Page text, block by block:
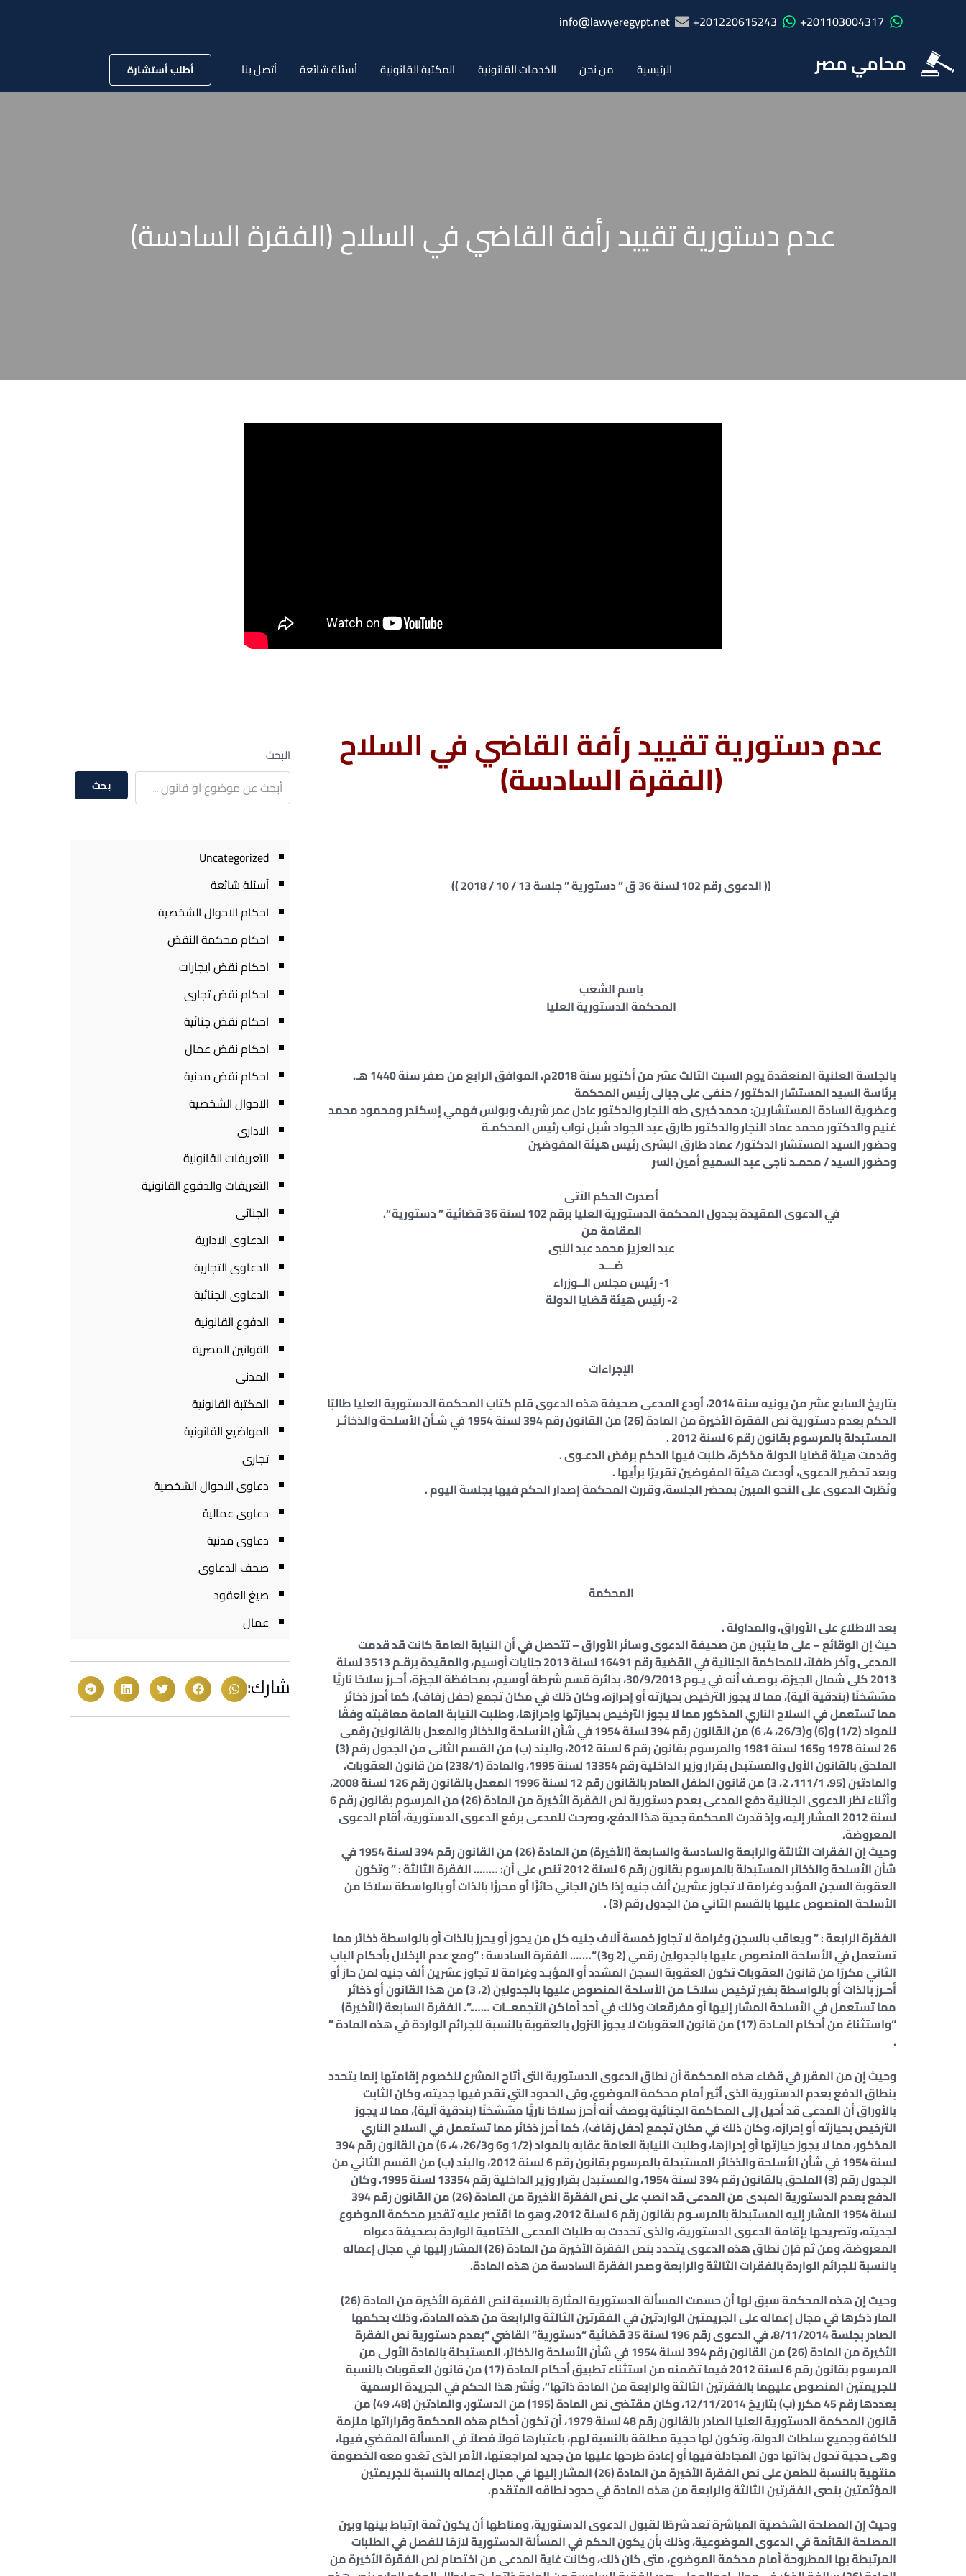
201103004317+
201220615243+
info@lawyeregypt.net
محامي مصر الرئيسية من نحن الخدمات القانونية المكتبة القانونية أسئلة شائعة أتصل بنا أطلب أستشارة
عدم دستورية تقييد رأفة القاضي في السلاح (الفقرة السادسة)
عدم دستورية تقييد رأفة القاضي في السلاح
(الفقرة السادسة)
(( الدعوى رقم 102 لسنة 36 ق ” دستورية ” جلسة 13 / 10 / 2018 ))
باسم الشعب
المحكمة الدستورية العليا
بالجلسة العلنية المنعقدة يوم السبت الثالث عشر من أكتوبر سنة 2018م، الموافق الرابع من صفر سنة 1440 هـ.
برئاسة السيد المستشار الدكتور / حنفى على جبالى رئيس المحكمة
وعضوية السادة المستشارين: محمد خيرى طه النجار والدكتور عادل عمر شريف وبولس فهمي إسكندر ومحمود محمد
غنيم والدكتور محمد عماد النجار والدكتور طارق عبد الجواد شبل نواب رئيس المحكمـة
وحضور السيد المستشار الدكتور/ عماد طارق البشرى رئيس هيئة المفوضين
وحضور السيد / محمـد ناجى عبد السميع أمين السر
أصدرت الحكم الآتى
في الدعوى المقيدة بجدول المحكمة الدستورية العليا برقم 102 لسنة 36 قضائية ” دستورية “.
المقامة من
عبد العزيز محمد عبد النبى
ضـــد
1- رئيس مجلس الــوزراء
2- رئيس هيئة قضايا الدولة
الإجراءات
بتاريخ السابع عشر من يونيه سنة 2014، أودع المدعى صحيفة هذه الدعوى قلم كتاب المحكمة الدستورية العليا طالبًا
الحكم بعدم دستورية نص الفقرة الأخيرة من المادة (26) من القانون رقم 394 لسنة 1954 في شـأن الأسلحة والذخائـر
المستبدلة بالمرسوم بقانون رقم 6 لسنة 2012 .
وقدمت هيئة قضايا الدولة مذكرة، طلبت فيها الحكم برفض الدعـوى .
وبعد تحضير الدعوى، أودعت هيئة المفوضين تقريرًا برأيها .
ونُظرت الدعوى على النحو المبين بمحضر الجلسة، وقررت المحكمة إصدار الحكم فيها بجلسة اليوم .
المحكمة
بعد الاطلاع على الأوراق، والمداولة .
حيث إن الوقائع – على ما يتبين من صحيفة الدعوى وسائر الأوراق – تتحصل في أن النيابة العامة كانت قد قدمت
المدعى وآخر طفلاً، للمحاكمة الجنائية في القضية رقم 16491 لسنة 2013 جنايات أوسيم، والمقيدة برقـم 3513 لسنة
2013 كلى شمال الجيزة، بوصـف أنه في يـوم 30/9/2013، بدائرة قسم شرطة أوسيم، بمحافظة الجيزة، أحـرز سلاحًا ناريًّا
مششخنًا (بندقية آلية)، مما لا يجوز الترخيص بحيازته أو إحرازه، وكان ذلك في مكان تجمع (حفل زفاف)، كما أحرز ذخائر
مما تستعمل في السلاح الناري المذكور مما لا يجوز الترخيص بحيازتها وإحرازها، وطلبت النيابة العامة معاقبته وفقًا
للمواد (1/2) و(6) و(26/3، 4، 6) من القانون رقم 394 لسنة 1954 في شأن الأسلحة والذخائر والمعدل بالقانونين رقمى
26 لسنة 1978 و165 لسنة 1981 والمرسوم بقانون رقم 6 لسنة 2012، والبند (ب) من القسم الثانى من الجدول رقم (3)
الملحق بالقانون الأول والمستبدل بقرار وزير الداخلية رقم 13354 لسنة 1995، والمادة (238/1) من قانون العقوبات،
والمادتين (95، 111/1، 2، 3) من قانون الطفل الصادر بالقانون رقم 12 لسنة 1996 المعدل بالقانون رقم 126 لسنة 2008،
وأثناء نظر الدعوى الجنائية دفع المدعى بعدم دستورية نص الفقرة الأخيرة من المادة (26) من المرسوم بقانون رقم 6
لسنة 2012 المشار إليه، وإذ قدرت المحكمة جدية هذا الدفع، وصرحت للمدعى برفع الدعوى الدستورية، أقام الدعوى
المعروضة.
وحيث إن الفقرات الثالثة والرابعة والسادسة والسابعة (الأخيرة) من المادة (26) من القانون رقم 394 لسنة 1954 في
شأن الأسلحة والذخائر المستبدلة بالمرسوم بقانون رقم 6 لسنة 2012 تنص على أن: …….. الفقرة الثالثة : ” وتكون
العقوبة السجن المؤبد وغرامة لا تجاوز عشرين ألف جنيه إذا كان الجاني حائزًا أو محرزًا بالذات أو بالواسطة سلاحًا من
الأسلحة المنصوص عليها بالقسم الثاني من الجدول رقم (3) .
الفقرة الرابعة : ” ويعاقب بالسجن وغرامة لا تجاوز خمسة آلاف جنيه كل من يحوز أو يحرز بالذات أو بالواسطة ذخائر مما
تستعمل في الأسلحة المنصوص عليها بالجدولين رقمي (2 و3) “……. الفقرة السادسة : “ومع عدم الإخلال بأحكام الباب
الثاني مكررًا من قانون العقوبات تكون العقوبة السجن المشدد أو المؤبـد وغرامة لا تجاوز عشرين ألف جنيه لمن حاز أو
أحـرز بالذات أو بالواسطة بغير ترخيص سلاحًـا من الأسلحة المنصوص عليها بالجدولين (2، 3) من هذا القانون أو ذخائر
مما تستعمل في الأسلحة المشار إليها أو مفرقعات وذلك في أحد أماكن التجمعــات …….”. الفقرة السابعة (الأخيرة)
“واستثناءً من أحكام المـادة (17) من قانون العقوبات لا يجوز النزول بالعقوبة بالنسبة للجرائم الواردة في هذه المادة ”
.
وحيث إن من المقرر في قضاء هذه المحكمة أن نطاق الدعوى الدستورية التى أتاح المشرع للخصوم إقامتها إنما يتحدد
بنطاق الدفع بعدم الدستورية الذى أثير أمام محكمة الموضوع، وفى الحدود التي تقدر فيها جديته، وكان الثابت
بالأوراق أن المدعى قد أحيل إلى المحاكمة الجنائية بوصف أنه أحرز سلاحًا ناريًّا مششخنًا (بندقية آلية)، مما لا يجوز
الترخيص بحيازته أو إحرازه، وكان ذلك في مكان تجمع (حفل زفاف)، كما أحرز ذخائر مما تستعمل في السلاح الناري
المذكور، مما لا يجوز حيازتها أو إحرازها، وطلبت النيابة العامة عقابه بالمواد (1/2 و6 و26/3، 4، 6) من القانون رقم 394
لسنة 1954 في شأن الأسلحة والذخائر المستبدلة بالمرسوم بقانون رقم 6 لسنة 2012، والبند (ب) من القسم الثاني من
الجدول رقم (3) الملحق بالقانون رقم 394 لسنة 1954، والمستبدل بقرار وزير الداخلية رقم 13354 لسنة 1995، وكان
الدفع بعدم الدستورية المبدى من المدعى قد انصب على نص الفقرة الأخيرة من المادة (26) من القانون رقم 394
لسنة 1954 المشار إليه المستبدلة بالمرسـوم بقانون رقم 6 لسنة 2012، وهو ما اقتصر عليه تقدير محكمة الموضوع
لجديته، وتصريحها بإقامة الدعوى الدستورية، والذى تحددت به طلبات المدعى الختامية الواردة بصحيفة دعواه
المعروضة، ومن ثم فإن نطاق هذه الدعوى يتحدد بنص الفقرة الأخيرة من المادة (26) المشار إليها في مجال إعماله
بالنسبة للجرائم الواردة بالفقرات الثالثة والرابعة وصدر الفقرة السادسة من هذه المادة.
وحيث إن هذه المحكمة سبق لها أن حسمت المسألة الدستورية المثارة بالنسبة لنص الفقرة الأخيرة من المادة (26)
المار ذكرها في مجال إعماله على الجريمتين الواردتين في الفقرتين الثالثة والرابعة من هذه المادة، وذلك بحكمها
الصادر بجلسة 8/11/2014، في الدعوى رقم 196 لسنة 35 قضائية “دستورية” القاضي “بعدم دستورية نص الفقرة
الأخيرة من المادة (26) من القانون رقم 394 لسنة 1954 في شأن الأسلحة والذخائر، المستبدلة بالمادة الأولى من
المرسوم بقانون رقم 6 لسنة 2012 فيما تضمنه من استثناء تطبيق أحكام المادة (17) من قانون العقوبات بالنسبة
للجريمتين المنصوص عليهما بالفقرتين الثالثة والرابعة من المادة ذاتها”، ونُشر هذا الحكم في الجريدة الرسمية
بعددها رقم 45 مكرر (ب) بتاريخ 12/11/2014، وكان مقتضى نص المادة (195) من الدستور، والمادتين (48، 49) من
قانون المحكمة الدستورية العليا الصادر بالقانون رقم 48 لسنة 1979، أن تكون أحكام هذه المحكمة وقراراتها ملزمة
للكافة وجميع سلطات الدولة، وتكون لها حجية مطلقة بالنسبة لهم، باعتبارها قولاً فصلاً في المسألة المقضي فيها،
وهى حجية تحول بذاتها دون المجادلة فيها أو إعادة طرحها عليها من جديد لمراجعتها، الأمر الذى تغدو معه الخصومة
منتهية بالنسبة للطعن على نص الفقرة الأخيرة من المادة (26) المشار إليها في مجال إعماله بالنسبة للجريمتين
المؤثمتين بنصى الفقرتين الثالثة والرابعة من هذه المادة في حدود نطاقه المتقدم.
وحيث إن المصلحة الشخصية المباشرة تعد شرطًا لقبول الدعوى الدستورية، ومناطها أن يكون ثمة ارتباط بينها وبين
المصلحة القائمة في الدعوى الموضوعية، وذلك بأن يكون الحكم في المسألة الدستورية لازمًا للفصل في الطلبات
المرتبطة بها المطروحة أمام محكمة الموضوع، متى كان ذلك، وكانت غاية المدعى من اختصام نص الفقرة الأخيرة من
البحث
بحث
Uncategorized
أسئلة شائعة
احكام الاحوال الشخصية
احكام محكمة النقض
احكام نقض ايجارات
احكام نقض تجارى
احكام نقض جنائية
احكام نقض عمال
احكام نقض مدنية
الاحوال الشخصية
الادارى
التعريفات القانونية
التعريفات والدفوع القانونية
الجنائى
الدعاوى الادارية
الدعاوى التجارية
الدعاوى الجنائية
الدفوع القانونية
القوانين المصرية
المدنى
المكتبة القانونية
المواضيع القانونية
تجارى
دعاوى الاحوال الشخصية
دعاوى عمالية
دعاوى مدنية
صحف الدعاوى
صيغ العقود
عمال
شارك: